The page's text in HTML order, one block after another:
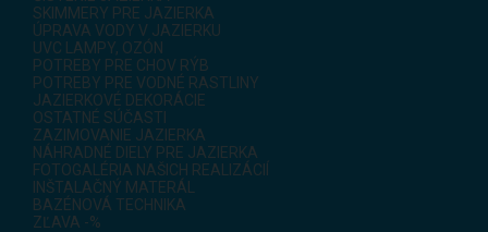
SKIMMERY PRE JAZIERKA
ÚPRAVA VODY V JAZIERKU
UVC LAMPY, OZÓN
POTREBY PRE CHOV RÝB
POTREBY PRE VODNÉ RASTLINY
JAZIERKOVÉ DEKORÁCIE
OSTATNÉ SÚČASTI
ZAZIMOVANIE JAZIERKA
NÁHRADNÉ DIELY PRE JAZIERKA
FOTOGALÉRIA NAŠICH REALIZÁCIÍ
INŠTALAČNÝ MATERÁL
BAZÉNOVÁ TECHNIKA
ZĽAVA -%